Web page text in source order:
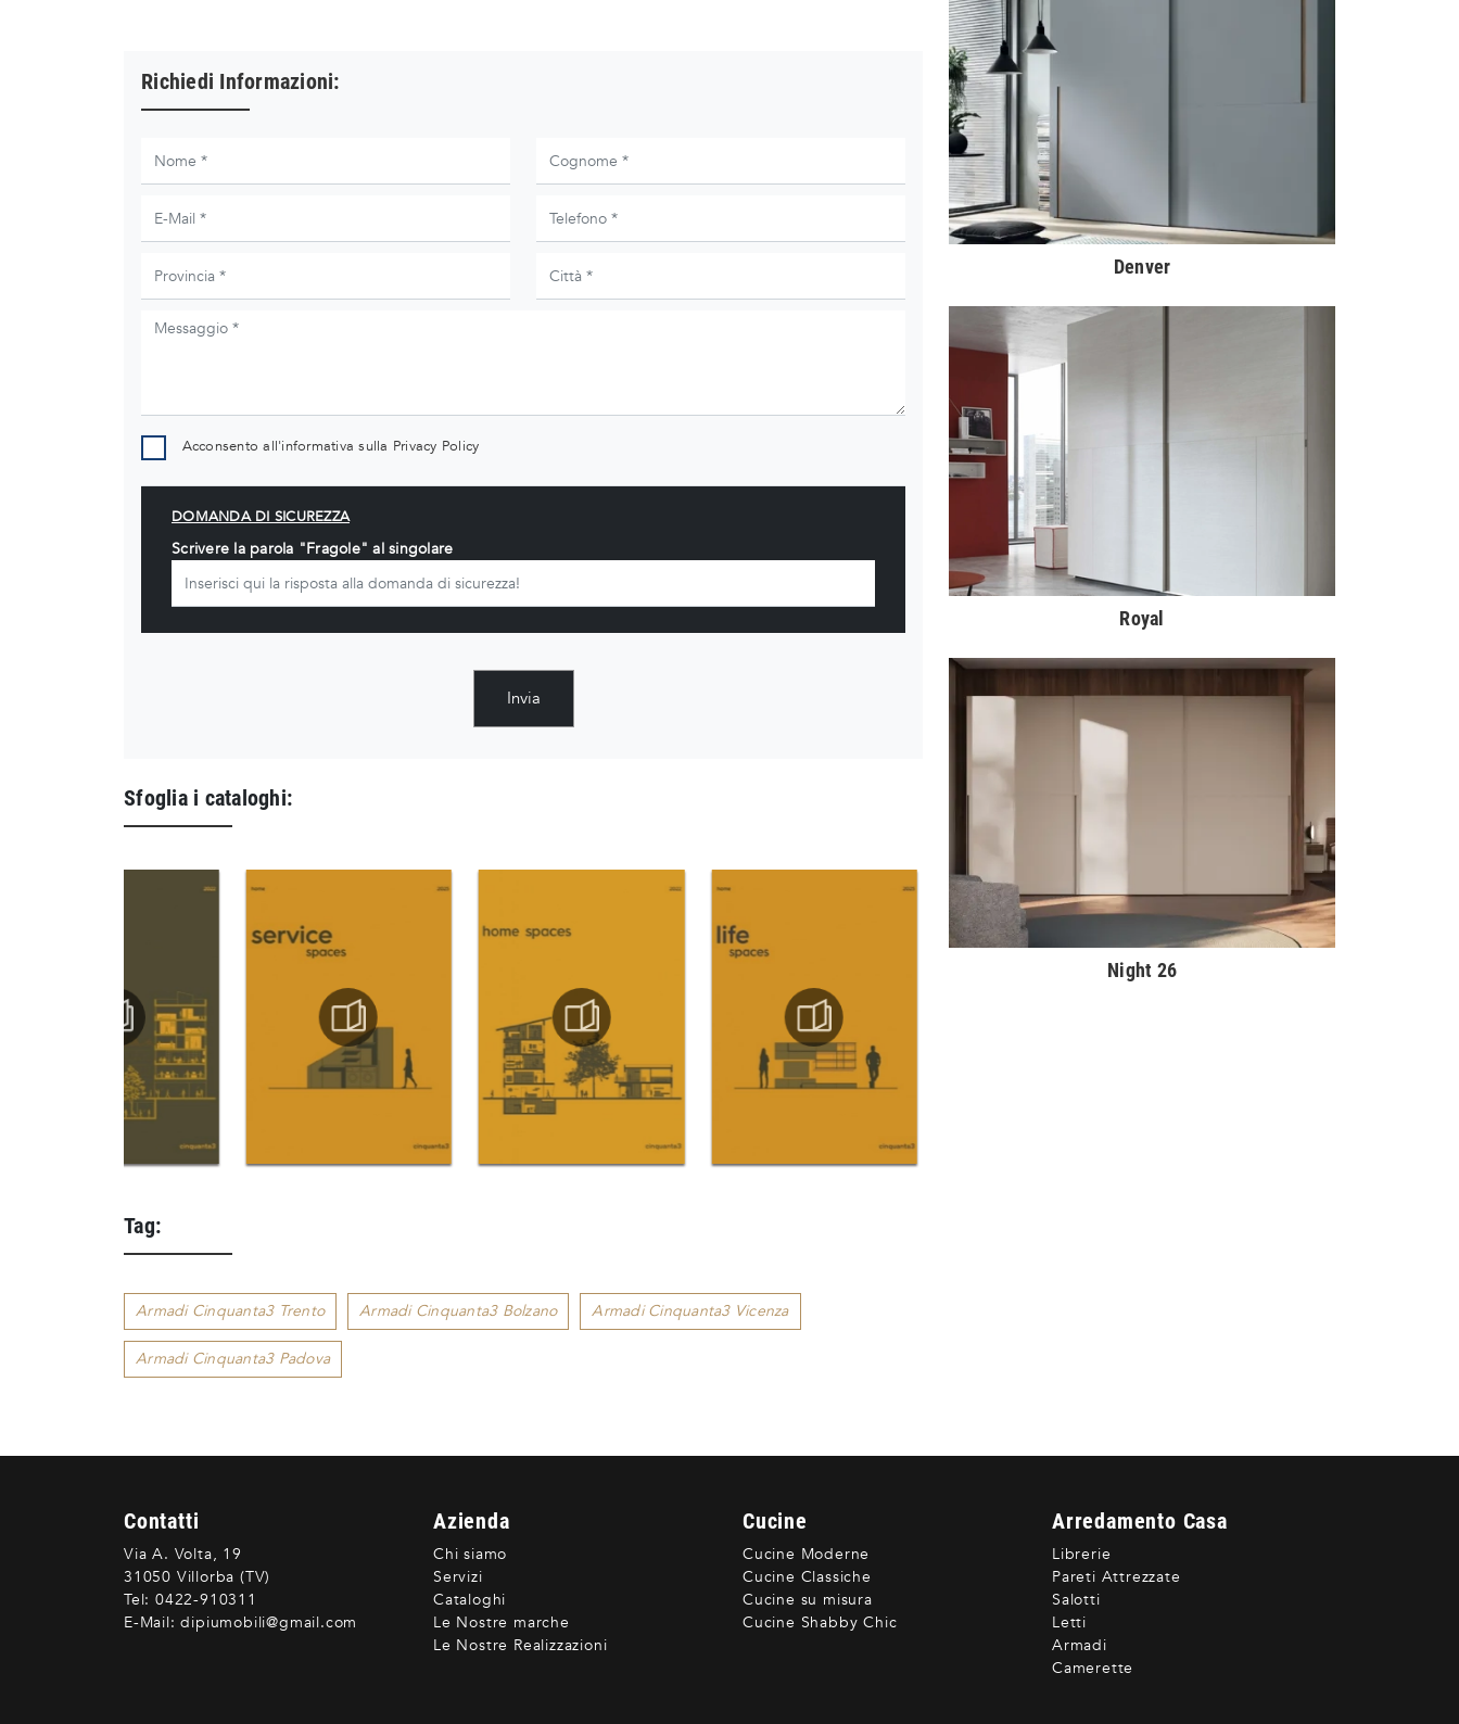
Richiedi Informazioni:
Acconsento all'informativa sulla Privacy Policy
DOMANDA DI SICUREZZA
Scrivere la parola "Fragole" al singolare
Invia
Sfoglia i cataloghi:
Tag:
Armadi Cinquanta3 Trento Armadi Cinquanta3 Bolzano Armadi Cinquanta3 Vicenza
Armadi Cinquanta3 Padova
Denver
Royal
Night 26
Contatti
Via A. Volta, 19
31050 Villorba (TV)
Tel: 0422-910311
E-Mail: dipiumobili@gmail.com
Azienda
Chi siamo
Servizi
Cataloghi
Le Nostre marche
Le Nostre Realizzazioni
Cucine
Cucine Moderne
Cucine Classiche
Cucine su misura
Cucine Shabby Chic
Arredamento Casa
Librerie
Pareti Attrezzate
Salotti
Letti
Armadi
Camerette